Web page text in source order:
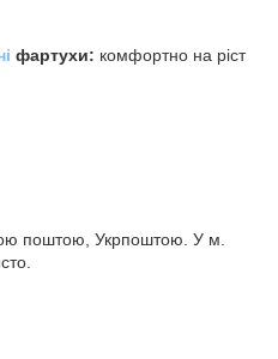
фартухи: комфортно на ріст
поштою, Укрпоштою. У м.